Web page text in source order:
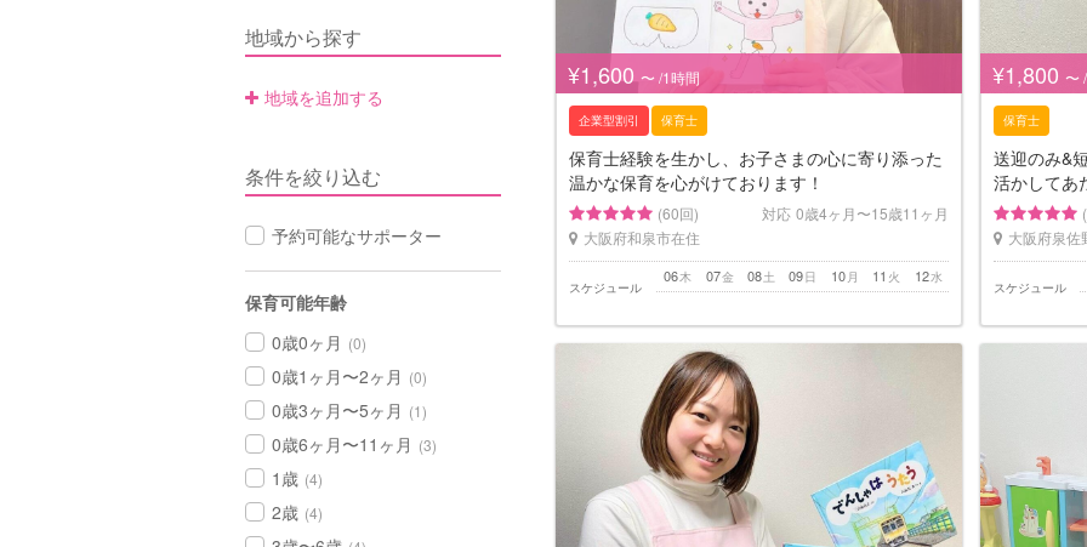
地域から探す
地域を追加する
条件を絞り込む
予約可能なサポーター
保育可能年齢
0歳0ヶ月 (0)
0歳1ヶ月〜2ヶ月 (0)
0歳3ヶ月〜5ヶ月 (1)
0歳6ヶ月〜11ヶ月 (3)
1歳 (4)
2歳 (4)
¥1,600 〜 /1時間
企業型割引 保育士
保育士経験を生かし、お子さまの心に寄り添った
温かな保育を心がけております！
(60回) 対応 0歳4ヶ月〜15歳11ヶ月
大阪府和泉市在住
スケジュール
木
06 金
07 土
08 日
09 月
10 火
11 水
12
¥1,800 〜
保育士
送迎のみ&
活かしてあ
大阪府泉佐
スケジュール